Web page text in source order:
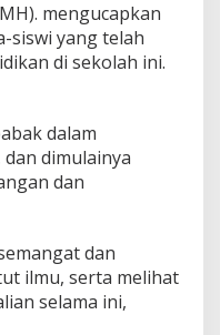
mengucapkan
siswi yang telah
di sekolah ini.
dalam
dimulainya
dan
dan
ilmu, serta melihat
selama ini,